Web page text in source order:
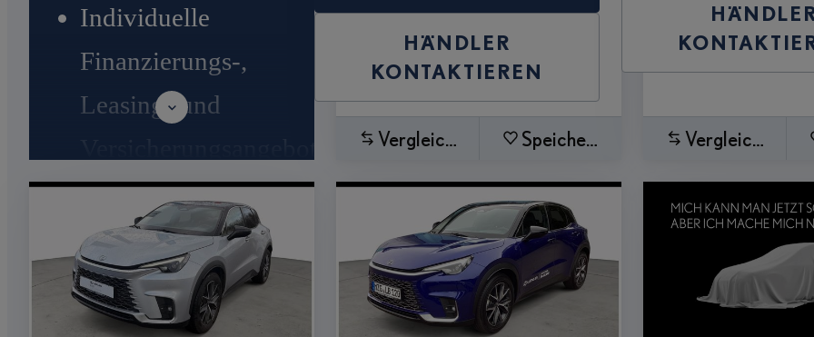
Individuelle
Finanzierungs-,
Leasing- und
Inzahlungnahme aller
Marken²
10 Tage
HÄNDLER
KONTAKTIEREN
Vergleichen Speichern Vergleichen